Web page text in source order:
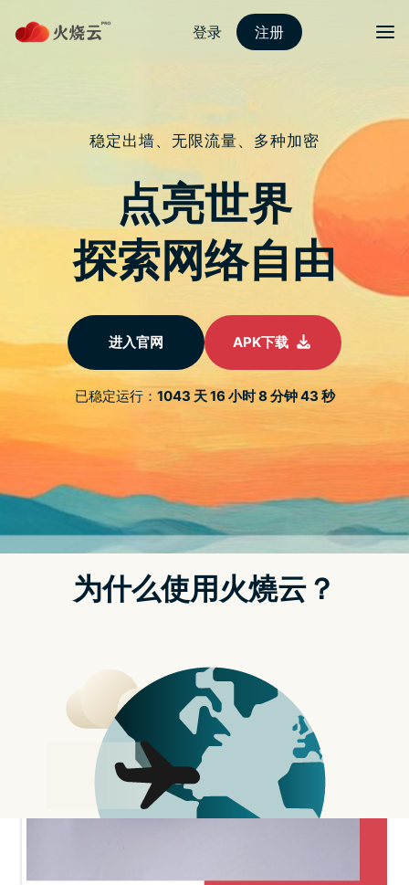
至
正
文 protonvpn下载
【解说】Linksys WiFi 6E router 完整说明：
产品线、优点、缺点、评价
【解说】Linksys WiFi 6E router 完整说明：产品线、优点、缺
点、评价,14/02/2023, Daniel的科技日志,183,